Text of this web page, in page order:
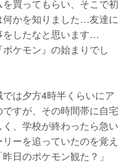
買ってもらい、そこで初
かを知りました…友達に
をしたなと思います…
ポケモン』の始まりでし
は夕方4時半くらいにア
すが、その時間帯に自宅
、学校が終わったら急い
ーを追っていたのを覚え
日のポケモン観た？」